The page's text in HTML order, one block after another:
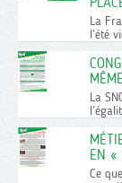
La
l’été
La
EN «
Ce